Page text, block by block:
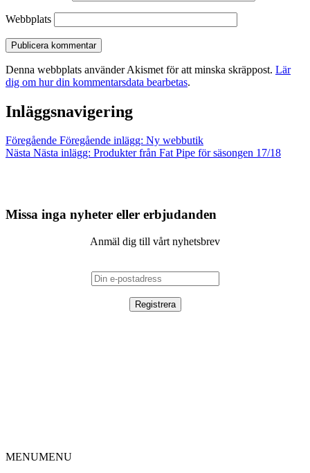
Webbplats
Denna webbplats använder Akismet för att minska skräppost. Lär
dig om hur din kommentarsdata bearbetas.
Inläggsnavigering
Föregående Föregående inlägg: Ny webbutik
Nästa Nästa inlägg: Produkter från Fat Pipe för säsongen 17/18
Missa inga nyheter eller erbjudanden
Anmäl dig till vårt nyhetsbrev
MENUMENU